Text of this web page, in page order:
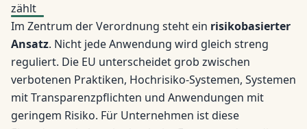
zählt
Im Zentrum der Verordnung steht ein risikobasierter
Ansatz. Nicht jede Anwendung wird gleich streng
reguliert. Die EU unterscheidet grob zwischen
verbotenen Praktiken, Hochrisiko-Systemen, Systemen
mit Transparenzpflichten und Anwendungen mit
geringem Risiko. Für Unternehmen ist diese